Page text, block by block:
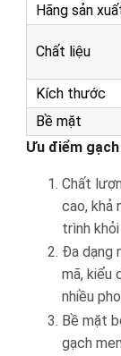
Hãng sản
Chất liệu
Kích thước
Bề mặt
Ưu điểm
Chất
cao, khả
trình
Đa dạng
mã, kiểu
nhiều
Bề mặt
gạch